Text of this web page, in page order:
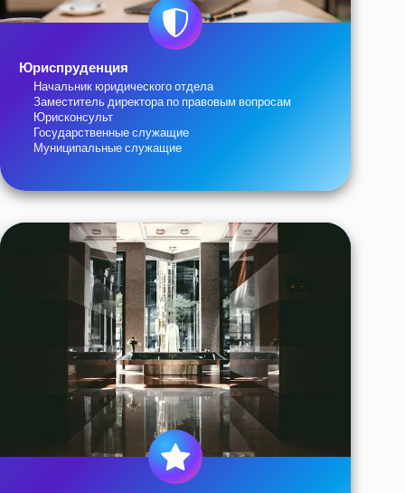
Юриспруденция
Начальник юридического отдела
Заместитель директора по правовым вопросам
Юрисконсульт
Государственные служащие
Муниципальные служащие